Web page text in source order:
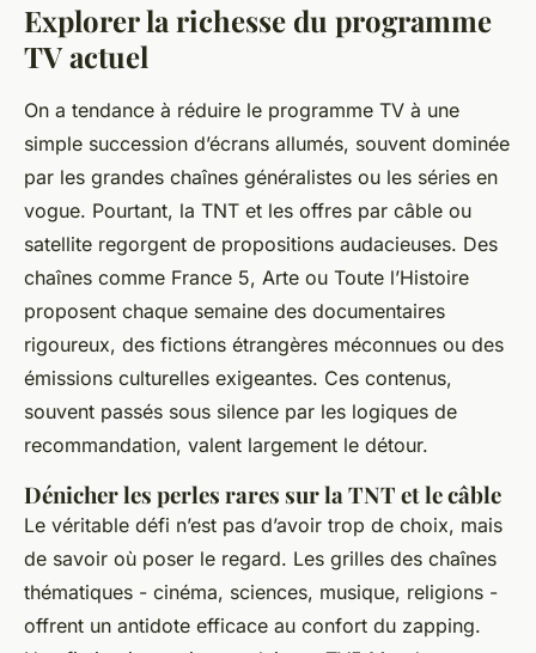
Explorer la richesse du programme
TV actuel
On a tendance à réduire le programme TV à une
simple succession d’écrans allumés, souvent dominée
par les grandes chaînes généralistes ou les séries en
vogue. Pourtant, la TNT et les offres par câble ou
satellite regorgent de propositions audacieuses. Des
chaînes comme France 5, Arte ou Toute l’Histoire
proposent chaque semaine des documentaires
rigoureux, des fictions étrangères méconnues ou des
émissions culturelles exigeantes. Ces contenus,
souvent passés sous silence par les logiques de
recommandation, valent largement le détour.
Dénicher les perles rares sur la TNT et le câble
Le véritable défi n’est pas d’avoir trop de choix, mais
de savoir où poser le regard. Les grilles des chaînes
thématiques - cinéma, sciences, musique, religions -
offrent un antidote efficace au confort du zapping.